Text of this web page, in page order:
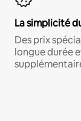
La simplicité
Des prix
longue durée